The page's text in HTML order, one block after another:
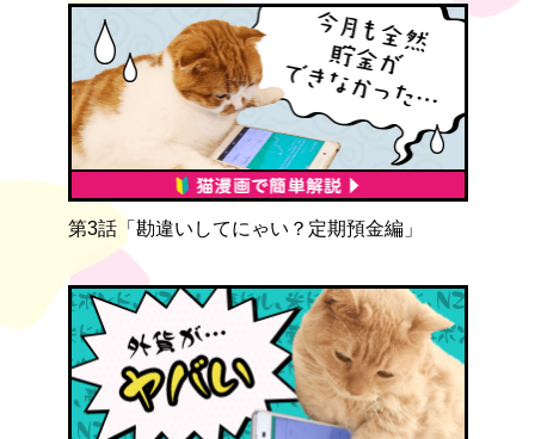
第3話「勘違いしてにゃい？定期預金編」